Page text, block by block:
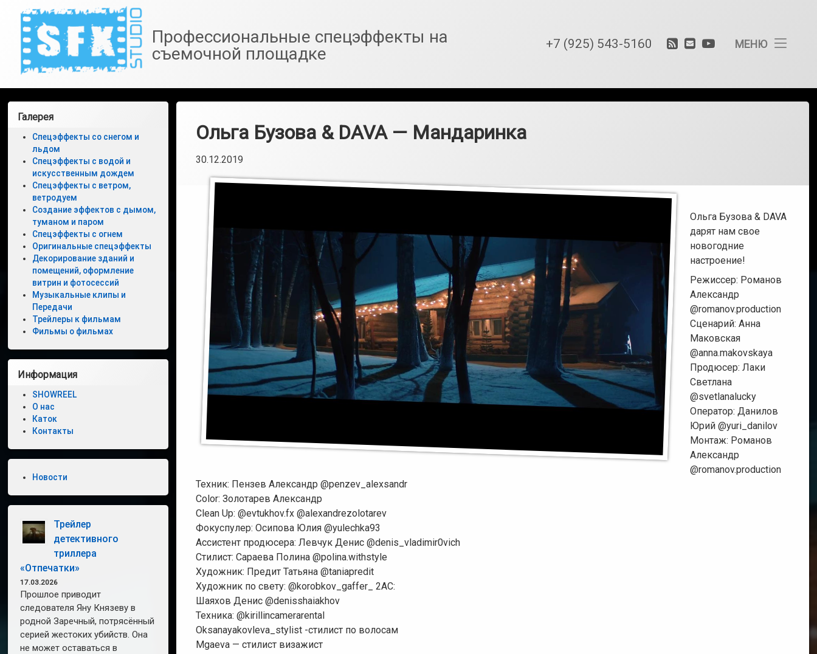
содержимому
SfxStudio.ru
Профессиональные спецэффекты на
съемочной площадке
Тел:
+7 (925) 543-5160 RSS E-
YouTube
МЕНЮ
Спецэффекты
Спецэффекты
ветродуем
дымом,
туманом
паром
огнем
спецэффекты
Музыкальные
клипы
и
Ольга Бузова & DAVA — Мандаринка
30.12.2019
Ольга Бузова & DAVA
дарят нам свое
новогодние
настроение!
Режиссер: Романов
Александр
@romanov.production
Сценарий: Анна
Маковская
@anna.makovskaya
Продюсер: Лаки
Светлана
@svetlanalucky
Оператор: Данилов
Юрий @yuri_danilov
Монтаж: Романов
Александр
@romanov.production
Техник: Пензев Александр @penzev_alexsandr
Color: Золотарев Александр
Clean Up: @evtukhov.fx @alexandrezolotarev
Фокуспулер: Осипова Юлия @yulechka93
Ассистент продюсера: Левчук Денис @denis_vladimir0vich
Стилист: Сараева Полина @polina.withstyle
Художник: Предит Татьяна @taniapredit
Художник по свету: @korobkov_gaffer_ 2AC:
Шаяхов Денис @denisshaiakhov
Техника: @kirillincamerarental
Oksanayakovleva_stylist -стилист по волосам
Mgaeva — стилист визажист
Левая
боковая
панель
Галерея
Спецэффекты со снегом и
льдом
Спецэффекты с водой и
искусственным дождем
Спецэффекты с ветром,
ветродуем
Создание эффектов с дымом,
туманом и паром
Спецэффекты с огнем
Оригинальные спецэффекты
Декорирование зданий и
помещений, оформление
витрин и фотосессий
Музыкальные клипы и
Передачи
Трейлеры к фильмам
Фильмы о фильмах
Информация
SHOWREEL
О нас
Каток
Контакты
Новости
Трейлер
детективного
триллера
«Отпечатки»
17.03.2026
Прошлое приводит
следователя Яну Князеву в
родной Заречный, потрясённый
серией жестоких убийств. Она
не может оставаться в